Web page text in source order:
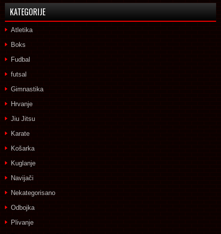
KATEGORIJE
Atletika
Boks
Fudbal
futsal
Gimnastika
Hrvanje
Jiu Jitsu
Karate
Košarka
Kuglanje
Navijači
Nekategorisano
Odbojka
Plivanje